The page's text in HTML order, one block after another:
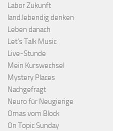
Labor Zukunft
land.lebendig denken
Leben danach
Let's Talk Music
Live-Stunde
Mein Kurswechsel
Mystery Places
Nachgefragt
Neuro für Neugierige
Omas vom Block
On Topic Sunday